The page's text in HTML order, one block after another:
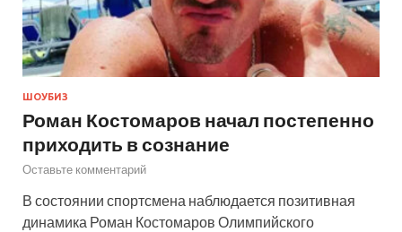
ШОУБИЗ
Роман Костомаров начал постепенно
приходить в сознание
Оставьте комментарий
В состоянии спортсмена наблюдается позитивная
динамика Роман Костомаров Олимпийского